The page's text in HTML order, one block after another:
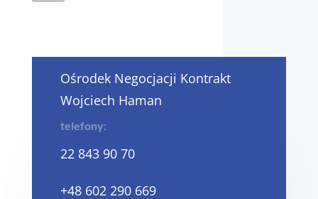
Ośrodek Negocjacji Kontrakt
Wojciech Haman
telefony:
22 843 90 70
+48 602 290 669